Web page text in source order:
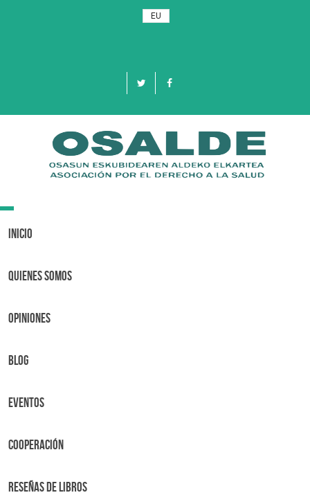
EU
Toggle
Inicio
Quienes Somos
OPINIONES
BLOG
Eventos
Cooperación
Reseñas de libros